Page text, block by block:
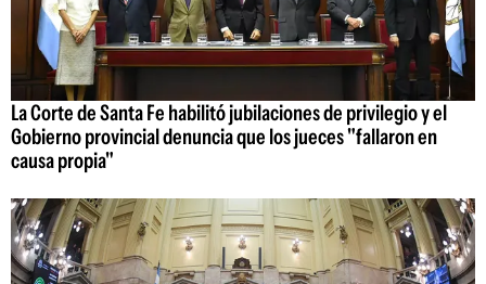
La Corte de Santa Fe habilitó jubilaciones de privilegio y el
Gobierno provincial denuncia que los jueces "fallaron en
causa propia"